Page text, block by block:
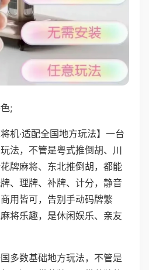
;
机·适配全国地方玩法】一台
法，不管是粤式推倒胡、川
牌麻将、东北推倒胡，都能
、理牌、补牌、计分，静音
用皆可，告别手动码牌繁
将乐趣，是休闲娱乐、亲友
多数基础地方玩法，不管是